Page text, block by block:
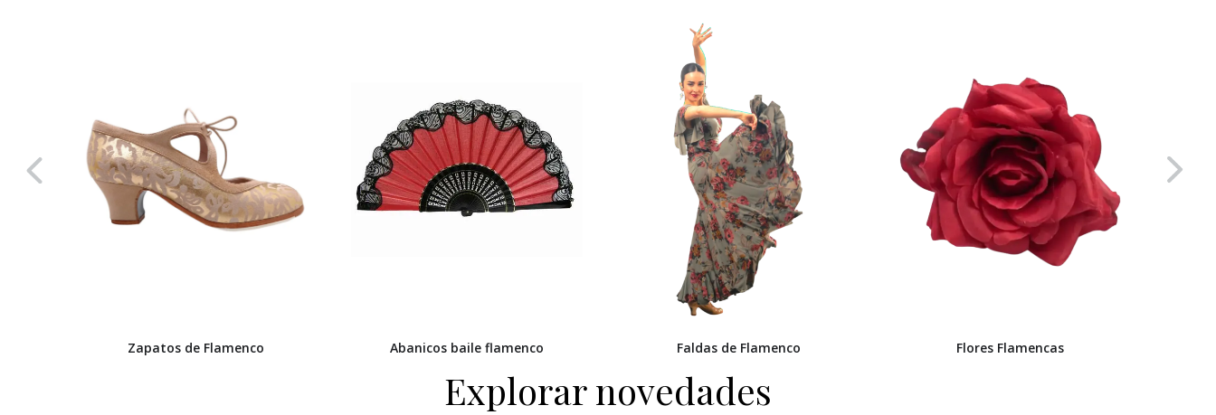
Zapatos de Flamenco Abanicos baile flamenco Faldas de Flamenco Flores Flamencas
Explorar novedades